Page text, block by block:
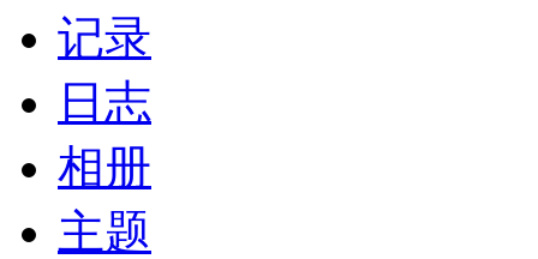
记录
日志
相册
主题